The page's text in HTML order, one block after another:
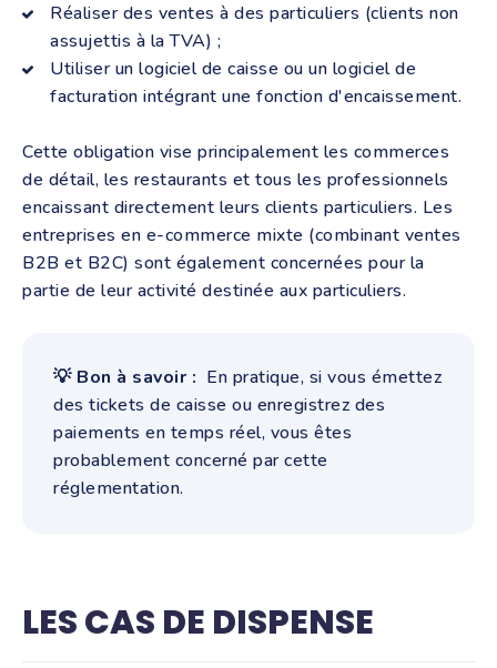
Réaliser des ventes à des particuliers (clients non
assujettis à la TVA) ;
Utiliser un logiciel de caisse ou un logiciel de
facturation intégrant une fonction d'encaissement.
Cette obligation vise principalement les commerces
de détail, les restaurants et tous les professionnels
encaissant directement leurs clients particuliers. Les
entreprises en e-commerce mixte (combinant ventes
B2B et B2C) sont également concernées pour la
partie de leur activité destinée aux particuliers.
💡 Bon à savoir : En pratique, si vous émettez
des tickets de caisse ou enregistrez des
paiements en temps réel, vous êtes
probablement concerné par cette
réglementation.
LES CAS DE DISPENSE